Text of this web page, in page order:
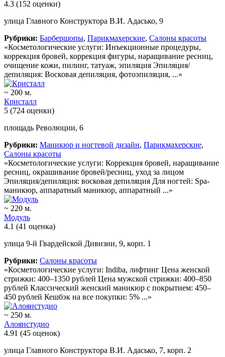
4.3 (152 оценки)
улица Главного Конструктора В.И. Адасько, 9
Рубрики: Барбершопы, Парикмахерские, Салоны красоты
«Косметологические услуги: Инъекционные процедуры,
коррекция бровей, коррекция фигуры, наращивание ресниц,
очищение кожи, пилинг, татуаж, эпиляция Эпиляция/
депиляция: Восковая депиляция, фотоэпиляция, ...»
~ 200 м.
Кристалл
5 (724 оценки)
площадь Революции, 6
Рубрики: Маникюр и ногтевой дизайн, Парикмахерские,
Салоны красоты
«Косметологические услуги: Коррекция бровей, наращивание
ресниц, окрашивание бровей/ресниц, уход за лицом
Эпиляция/депиляция: восковая депиляция Для ногтей: Spa-
маникюр, аппаратный маникюр, аппаратный ...»
~ 220 м.
Модуль
4.1 (41 оценка)
улица 9-й Гвардейской Дивизии, 9, корп. 1
Рубрики: Салоны красоты
«Косметологические услуги: Indiba, лифтинг Цена женской
стрижки: 400–1350 рублей Цена мужской стрижки: 400–850
рублей Классический женский маникюр с покрытием: 450–
450 рублей Кешбэк на все покупки: 5% ...»
~ 250 м.
Алоянстудио
4.91 (45 оценок)
улица Главного Конструктора В.И. Адасько, 7, корп. 2